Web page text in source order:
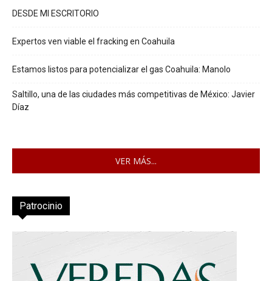
DESDE MI ESCRITORIO
Expertos ven viable el fracking en Coahuila
Estamos listos para potencializar el gas Coahuila: Manolo
Saltillo, una de las ciudades más competitivas de México: Javier
Díaz
VER MÁS...
Patrocinio